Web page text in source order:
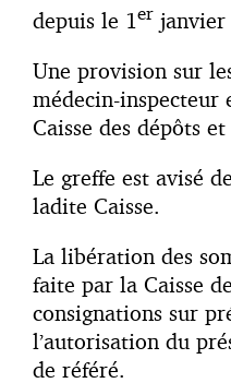
depuis le 1 er janvier
Une provision sur
médecin-inspecteur
Caisse des dépôts
Le greffe est avisé
ladite Caisse.
La libération des
faite par la Caisse
consignations sur
l’autorisation du
de référé.